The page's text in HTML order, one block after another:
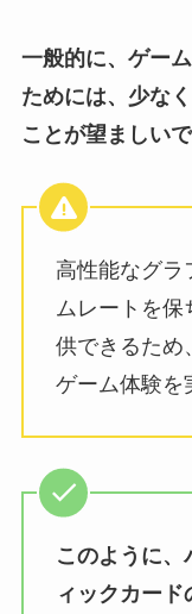
一般的に、ゲー
ためには、少な
ことが望ましいで
高性能なグラ
ムレートを保
供できるため
ゲーム体験を
このように、
ィックカー